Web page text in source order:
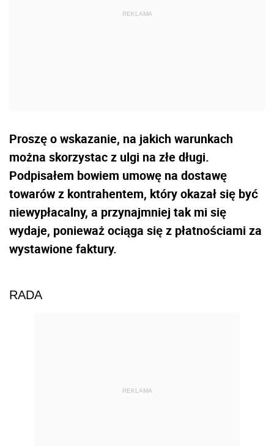
Proszę o wskazanie, na jakich warunkach
można skorzystac z ulgi na złe długi.
Podpisałem bowiem umowę na dostawę
towarów z kontrahentem, który okazał się być
niewypłacalny, a przynajmniej tak mi się
wydaje, ponieważ ociąga się z płatnościami za
wystawione faktury.
RADA
REKLAMA